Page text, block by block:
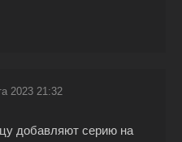
2023 21:32
добавляют серию на